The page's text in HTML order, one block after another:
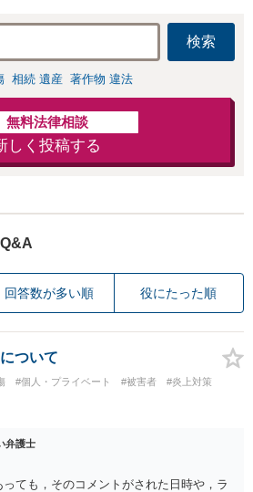
検索
相続 遺産 著作物 違法
無料法律相談
しく投稿する
回答数が多い順 役にたった順
ついて
#個人・プライベート #被害者
#炎上対策
弁護士
ても，そのコメントがされた日時や，ラ